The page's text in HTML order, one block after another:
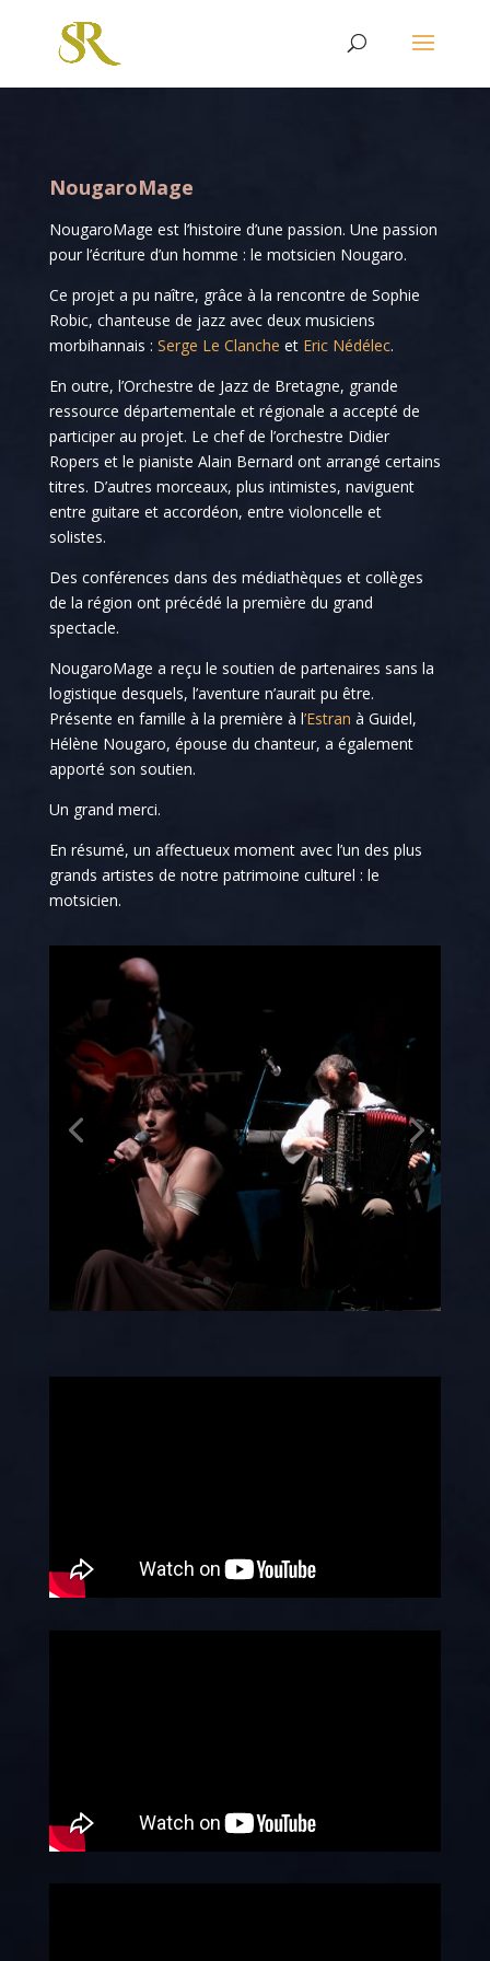
NougaroMage
NougaroMage est l’histoire d’une passion. Une passion
pour l’écriture d’un homme : le motsicien Nougaro.
Ce projet a pu naître, grâce à la rencontre de Sophie
Robic, chanteuse de jazz avec deux musiciens
morbihannais : Serge Le Clanche et Eric Nédélec.
En outre, l’Orchestre de Jazz de Bretagne, grande
ressource départementale et régionale a accepté de
participer au projet. Le chef de l’orchestre Didier
Ropers et le pianiste Alain Bernard ont arrangé certains
titres. D’autres morceaux, plus intimistes, naviguent
entre guitare et accordéon, entre violoncelle et
solistes.
Des conférences dans des médiathèques et collèges
de la région ont précédé la première du grand
spectacle.
NougaroMage a reçu le soutien de partenaires sans la
logistique desquels, l’aventure n’aurait pu être.
Présente en famille à la première à l’Estran à Guidel,
Hélène Nougaro, épouse du chanteur, a également
apporté son soutien.
Un grand merci.
En résumé, un affectueux moment avec l’un des plus
grands artistes de notre patrimoine culturel : le
motsicien.